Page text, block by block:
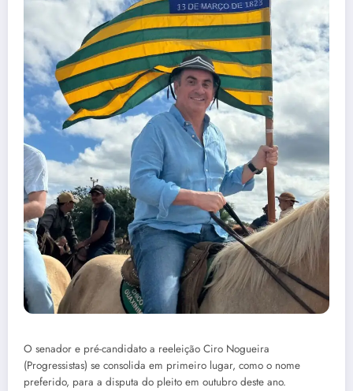
O senador e pré-candidato a reeleição Ciro Nogueira
(Progressistas) se consolida em primeiro lugar, como o nome
preferido, para a disputa do pleito em outubro deste ano.